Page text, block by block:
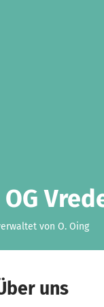
OG
von O. Oing
uns